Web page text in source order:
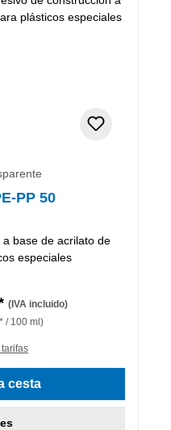
PP 50
base de acrilato de
especiales
(IVA incluido)
/ 100 ml)
cesta